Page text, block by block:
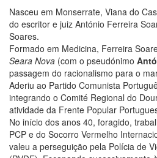
Nasceu em Monserrate, Viana do
do escritor e juiz António Ferreira
Soares.
Formado em Medicina, Ferreira
Seara Nova (com o pseudónimo
passagem do racionalismo para o
Aderiu ao Partido Comunista
integrando o Comité Regional do
atividade da Frente Popular
No início dos anos 40, foragido,
PCP e do Socorro Vermelho
valeu a perseguição pela Polícia de